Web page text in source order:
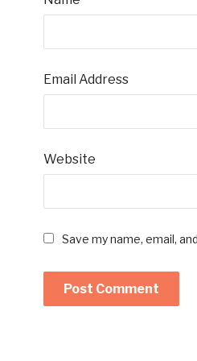
Email Address
Website
Save my name, email,